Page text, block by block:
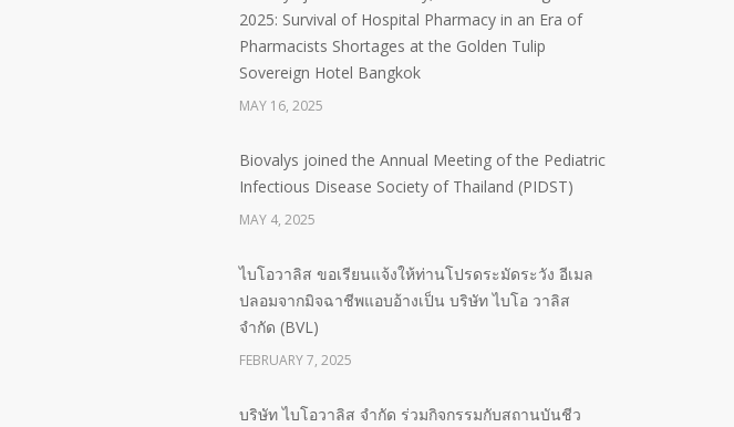
2025: Survival of Hospital Pharmacy in an Era of
Pharmacists Shortages at the Golden Tulip
Sovereign Hotel Bangkok
MAY 16, 2025
Biovalys joined the Annual Meeting of the Pediatric
Infectious Disease Society of Thailand (PIDST)
MAY 4, 2025
ไบโอวาลิส ขอเรียนแจ้งให้ท่านโปรดระมัดระวัง อีเมล
ปลอมจากมิจฉาชีพแอบอ้างเป็น บริษัท ไบโอ วาลิส
จำกัด (BVL)
FEBRUARY 7, 2025
บริษัท ไบโอวาลิส จำกัด ร่วมกิจกรรมกับสถานบันชีว